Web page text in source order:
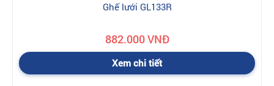
Ghế lưới GL133R
882.000 VNĐ
Xem chi tiết